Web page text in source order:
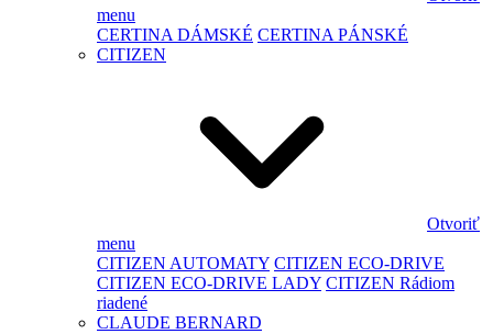
menu
CERTINA DÁMSKÉ CERTINA PÁNSKÉ
CITIZEN
Otvoriť
menu
CITIZEN AUTOMATY CITIZEN ECO-DRIVE
CITIZEN ECO-DRIVE LADY CITIZEN Rádiom
riadené
CLAUDE BERNARD